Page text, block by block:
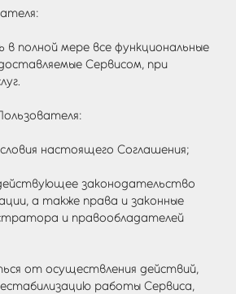
в полной мере все функциональные
Сервисом, при
настоящего Соглашения;
законодательство
а также права и законные
и правообладателей
от осуществления действий,
работы Сервиса,